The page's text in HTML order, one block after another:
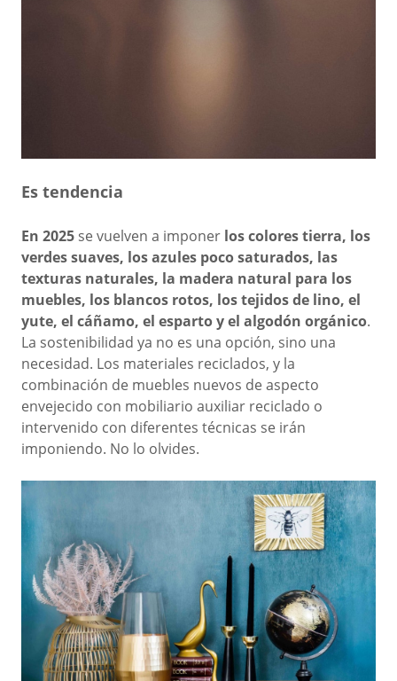
Es tendencia
En 2025 se vuelven a imponer los colores tierra, los
verdes suaves, los azules poco saturados, las
texturas naturales, la madera natural para los
muebles, los blancos rotos, los tejidos de lino, el
yute, el cáñamo, el esparto y el algodón orgánico.
La sostenibilidad ya no es una opción, sino una
necesidad. Los materiales reciclados, y la
combinación de muebles nuevos de aspecto
envejecido con mobiliario auxiliar reciclado o
intervenido con diferentes técnicas se irán
imponiendo. No lo olvides.